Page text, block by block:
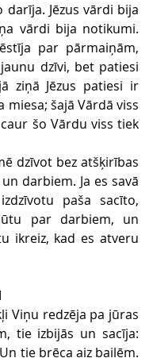
Jēzus vārdi bija
vārdi bija notikumi.
par pārmaiņām,
dzīvi, bet patiesi
ziņā Jēzus patiesi ir
miesa; šajā Vārdā viss
šo Vārdu viss tiek
dzīvot bez atšķirības
darbiem. Ja es savā
paša sacīto,
par darbiem, un
ikreiz, kad es atveru
Viņu redzēja pa jūras
tie izbijās un sacīja:
tie brēca aiz bailēm.